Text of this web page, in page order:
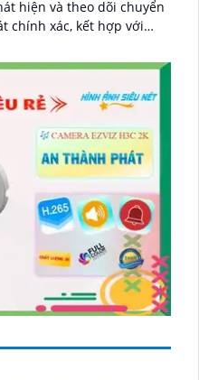
chính xác, kết hợp với